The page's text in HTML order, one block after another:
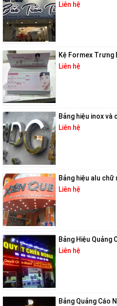
Liên hệ
Kệ Formex Trưng
Liên hệ
Bảng hiệu inox và
Liên hệ
Bảng hiệu alu chữ
Liên hệ
Bảng Hiệu Quảng
Liên hệ
Bảng Quảng Cáo